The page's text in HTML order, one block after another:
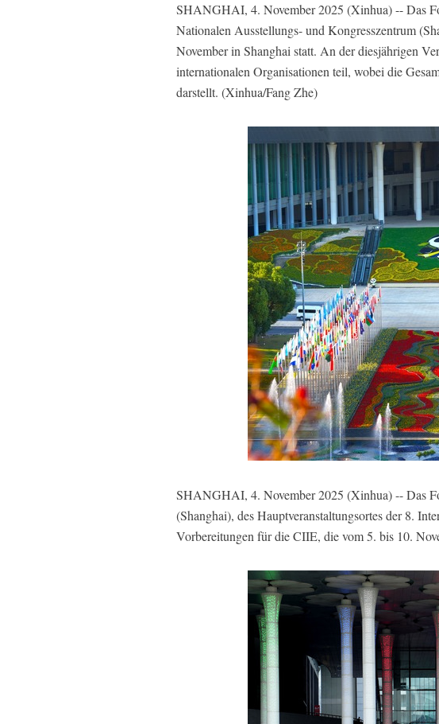
SHANGHAI, 4. November 2025 (Xinhua) -- Das
Nationalen Ausstellungs- und Kongresszentrum
November in Shanghai statt. An der diesjährigen
internationalen Organisationen teil, wobei die
darstellt. (Xinhua/Fang Zhe)
SHANGHAI, 4. November 2025 (Xinhua) -- Das
(Shanghai), des Hauptveranstaltungsortes der 8.
Vorbereitungen für die CIIE, die vom 5. bis 10.